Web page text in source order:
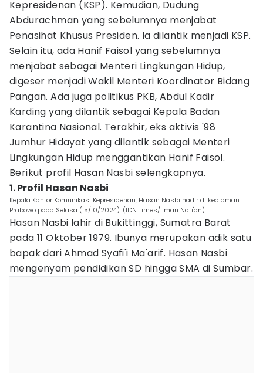
Kepresidenan (KSP). Kemudian, Dudung
Abdurachman yang sebelumnya menjabat
Penasihat Khusus Presiden. Ia dilantik menjadi KSP.
Selain itu, ada Hanif Faisol yang sebelumnya
menjabat sebagai Menteri Lingkungan Hidup,
digeser menjadi Wakil Menteri Koordinator Bidang
Pangan. Ada juga politikus PKB, Abdul Kadir
Karding yang dilantik sebagai Kepala Badan
Karantina Nasional. Terakhir, eks aktivis '98
Jumhur Hidayat yang dilantik sebagai Menteri
Lingkungan Hidup menggantikan Hanif Faisol.
Berikut profil Hasan Nasbi selengkapnya.
1. Profil Hasan Nasbi
Kepala Kantor Komunikasi Kepresidenan, Hasan Nasbi hadir di kediaman
Prabowo pada Selasa (15/10/2024). (IDN Times/Ilman Nafi'an)
Hasan Nasbi lahir di Bukittinggi, Sumatra Barat
pada 11 Oktober 1979. Ibunya merupakan adik satu
bapak dari Ahmad Syafi'i Ma'arif. Hasan Nasbi
mengenyam pendidikan SD hingga SMA di Sumbar.